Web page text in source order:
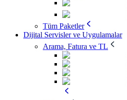
Tüm Paketler
Dijital Servisler ve Uygulamalar
Arama, Fatura ve TL